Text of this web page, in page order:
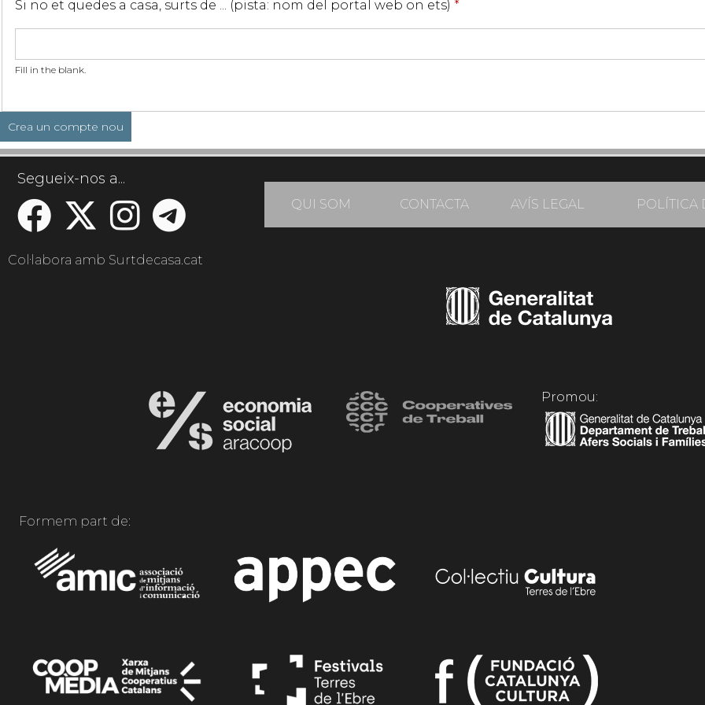
Si no et quedes a casa, surts de ... (pista: nom del portal web on ets) *
Fill in the blank.
Segueix-nos a...
QUI SOM CONTACTA AVÍS LEGAL POLÍTICA
Col·labora amb Surtdecasa.cat
Promou:
Formem part de: